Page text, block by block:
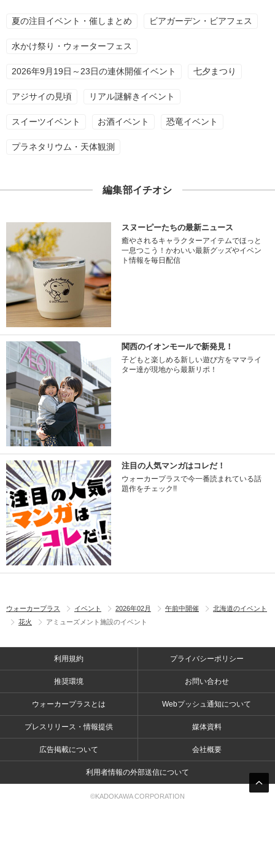
夏の注目イベント・催しまとめ ビアガーデン・ビアフェス
水かけ祭り・ウォーターフェス
2026年9月19日～23日の連休開催イベント 七夕まつり
アジサイの見頃 リアル謎解きイベント
スイーツイベント お酒イベント 恐竜イベント
プラネタリウム・天体観測
編集部イチオシ
スヌーピーたちの最新ニュース
癒やされるキャラクターアイテムでほっと
一息つこう！かわいい最新グッズやイベン
ト情報を毎日配信
関西のイオンモールで新発見！
子どもと楽しめる新しい遊び方をママライ
ター達が現地から最新リポ！
注目の人気マンガはコレだ！
ウォーカープラスで今一番読まれている話
題作をチェック!!
ウォーカープラス イベント 2026年02月 午前中開催
北海道のイベント
花火
アミューズメント施設のイベント
利用規約 プライバシーポリシー
推奨環境 お問い合わせ
ウォーカープラスとは Webプッシュ通知について
プレスリリース・情報提供 媒体資料
広告掲載について 会社概要
利用者情報の外部送信について
©KADOKAWA CORPORATION